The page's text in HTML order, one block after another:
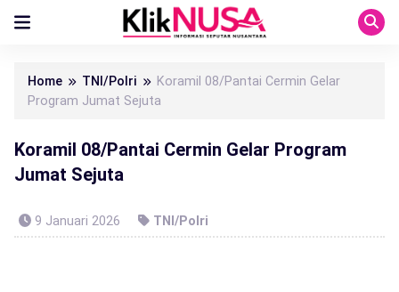
Home TNI/Polri
Koramil 08/Pantai Cermin Gelar
Program Jumat Sejuta
Koramil 08/Pantai Cermin Gelar Program
Jumat Sejuta
9 Januari 2026 TNI/Polri